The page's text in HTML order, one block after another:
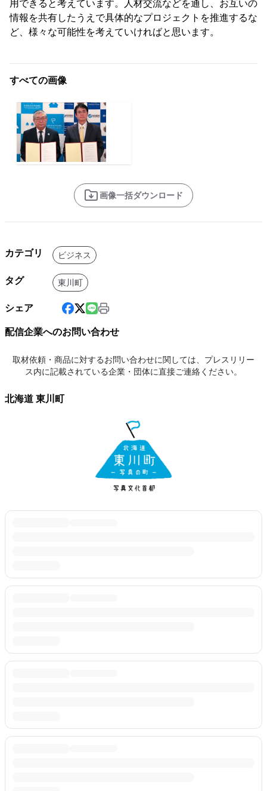
用できると考えています。人材交流などを通し、お互いの
情報を共有したうえで具体的なプロジェクトを推進するな
ど、様々な可能性を考えていければと思います。
すべての画像
画像一括ダウンロード
カテゴリ ビジネス
タグ 東川町
シェア
配信企業へのお問い合わせ
取材依頼・商品に対するお問い合わせに関しては、プレスリリー
ス内に記載されている企業・団体に直接ご連絡ください。
北海道 東川町